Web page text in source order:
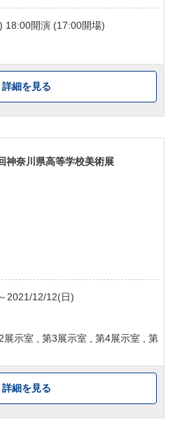
18:00開演 (17:00開場)
詳細を見る
神奈川県高等学校美術展
2021/12/12(日)
展示室 第3展示室 第4展示室
第
詳細を見る